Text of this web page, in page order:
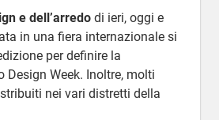
e dell’arredodi ieri, oggi e
in una fiera internazionale si
per definire la
Design Week. Inoltre, molti
nei vari distretti della